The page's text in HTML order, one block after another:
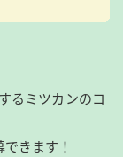
るミツカンのコ
きます！